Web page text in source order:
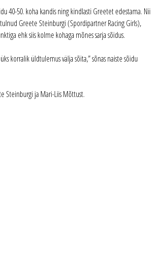
40-50. koha kandis ning kindlasti Greetet edestama. Nii
Greete Steinburgi (Spordipartner Racing Girls),
ehk siis kolme kohaga mõnes sarja sõidus.
korralik üldtulemus välja sõita,” sõnas naiste sõidu
Steinburgi ja Mari-Liis Mõttust.